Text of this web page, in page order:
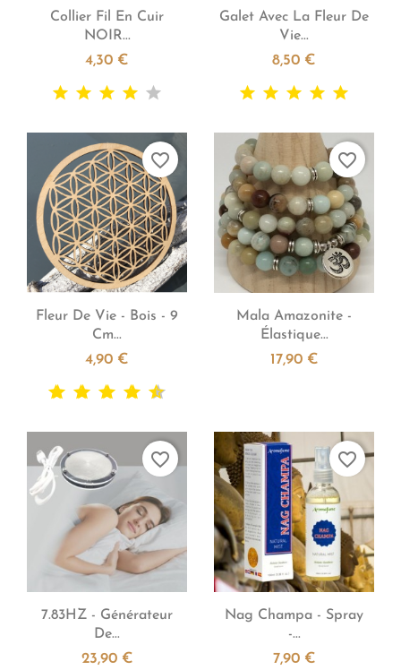
Aperçu rapide
Collier Fil En Cuir
NOIR...
4,30 €
 Aperçu rapide
Galet Avec La Fleur De
Vie...
8,50 €
 Aperçu rapide
Fleur De Vie - Bois - 9
Cm...
4,90 €
favorite_border
Aperçu rapide
Mala Amazonite -
Élastique...
17,90 €
favorite_border
Aperçu rapide
7.83HZ - Générateur
De...
23,90 €
favorite_border
 Aperçu rapide
Nag Champa - Spray
-...
7,90 €
favorite_border